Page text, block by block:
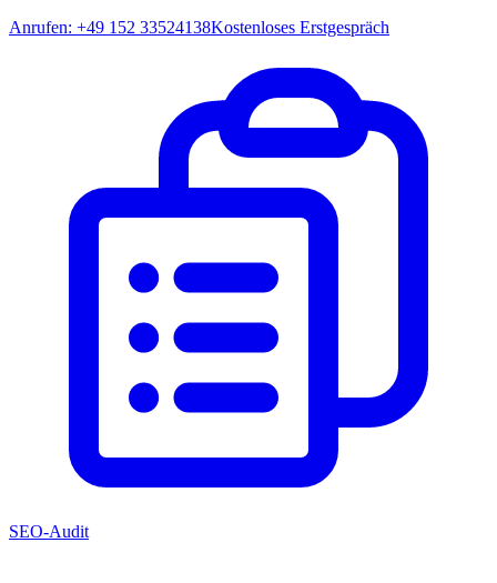
Anrufen: +49 152 33524138Kostenloses Erstgespräch
SEO-Audit